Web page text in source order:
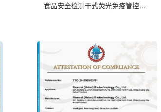
食品安全检测干式荧光免疫管控系统